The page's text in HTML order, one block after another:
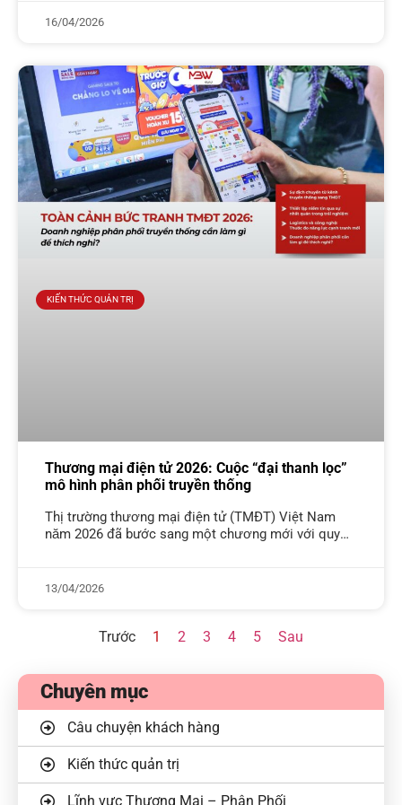
16/04/2026
KIẾN THỨC QUẢN TRỊ
Thương mại điện tử 2026: Cuộc “đại thanh lọc”
mô hình phân phối truyền thống
Thị trường thương mại điện tử (TMĐT) Việt Nam
năm 2026 đã bước sang một chương mới với quy
13/04/2026
Trước 1 2 3 4 5 Sau
Chuyên mục
Câu chuyện khách hàng
Kiến thức quản trị
Lĩnh vực Thương Mại – Phân Phối